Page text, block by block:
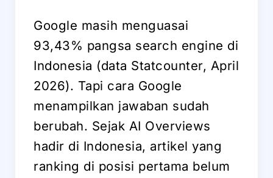
Google masih menguasai
93,43% pangsa search engine di
Indonesia (data Statcounter, April
2026). Tapi cara Google
menampilkan jawaban sudah
berubah. Sejak AI Overviews
hadir di Indonesia, artikel yang
ranking di posisi pertama belum